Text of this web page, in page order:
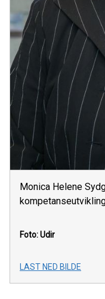
Monica Helene
Foto: Udir
LAST NED BILDE